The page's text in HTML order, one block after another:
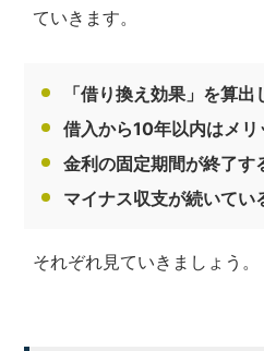
ていきます。
「借り換え効果」を算出
借入から10年以内はメ
金利の固定期間が終了す
マイナス収支が続いてい
それぞれ見ていきましょう。